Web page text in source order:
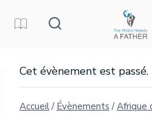
Cet évènement est passé.
Accueil / Évènements / Afrique